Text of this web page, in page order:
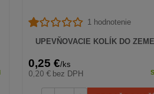
1 hodnotenie
UPEVŇOVACIE KOLÍK DO
0,25 €/ks
0,20 € bez DPH